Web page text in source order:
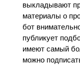
выкладывают
материалы о
бот
публикует
имеют самый
можно